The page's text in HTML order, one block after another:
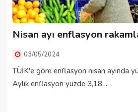
Nisan ayı enflasyon
03/05/2024
TÜİK'e göre enflasyon nisan ayında
Aylık enflasyon yüzde 3,18 ...